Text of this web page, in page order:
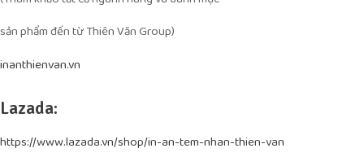
sản phẩm đến từ Thiên Văn Group)
inanthienvan.vn
Lazada:
https://www.lazada.vn/shop/in-an-tem-nhan-thien-van